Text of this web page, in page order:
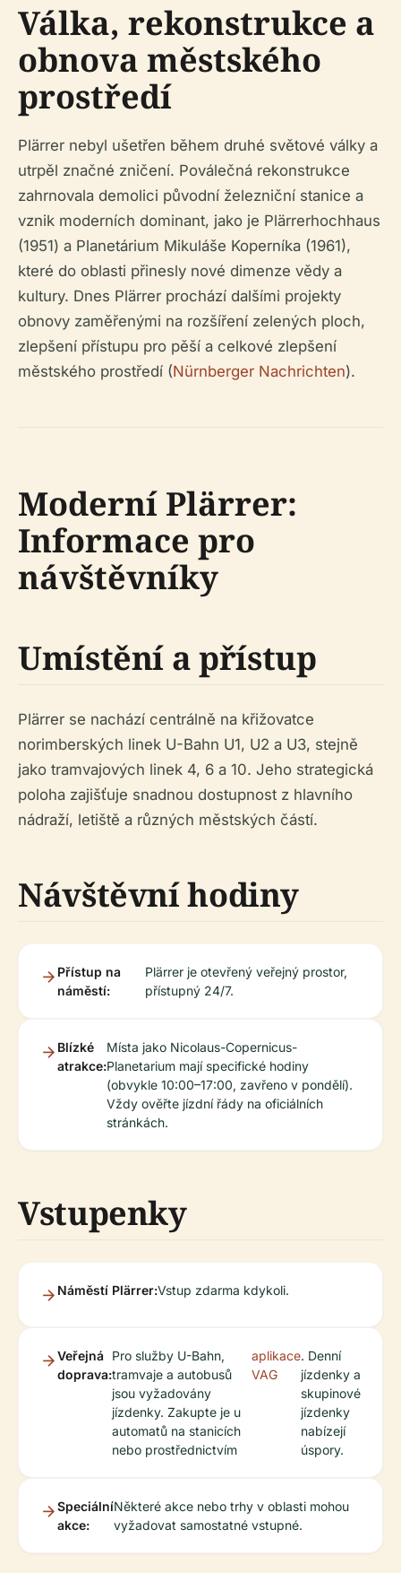
Válka, rekonstrukce a
obnova městského
prostředí
Plärrer nebyl ušetřen během druhé světové války a
utrpěl značné zničení. Poválečná rekonstrukce
zahrnovala demolici původní železniční stanice a
vznik moderních dominant, jako je Plärrerhochhaus
(1951) a Planetárium Mikuláše Koperníka (1961),
které do oblasti přinesly nové dimenze vědy a
kultury. Dnes Plärrer prochází dalšími projekty
obnovy zaměřenými na rozšíření zelených ploch,
zlepšení přístupu pro pěší a celkové zlepšení
městského prostředí (Nürnberger Nachrichten).
Moderní Plärrer:
Informace pro
návštěvníky
Umístění a přístup
Plärrer se nachází centrálně na křižovatce
norimberských linek U-Bahn U1, U2 a U3, stejně
jako tramvajových linek 4, 6 a 10. Jeho strategická
poloha zajišťuje snadnou dostupnost z hlavního
nádraží, letiště a různých městských částí.
Návštěvní hodiny
Přístup na
náměstí:
Plärrer je otevřený veřejný prostor,
přístupný 24/7.
Blízké
atrakce:
Místa jako Nicolaus-Copernicus-
Planetarium mají specifické hodiny
(obvykle 10:00–17:00, zavřeno v pondělí).
Vždy ověřte jízdní řády na oficiálních
stránkách.
Vstupenky
Náměstí Plärrer:Vstup zdarma kdykoli.
Veřejná
doprava:
Pro služby U-Bahn,
tramvaje a autobusů
jsou vyžadovány
jízdenky. Zakupte je u
automatů na stanicích
nebo prostřednictvím
aplikace
VAG
. Denní
jízdenky a
skupinové
jízdenky
nabízejí
úspory.
Speciální
akce:
Některé akce nebo trhy v oblasti mohou
vyžadovat samostatné vstupné.